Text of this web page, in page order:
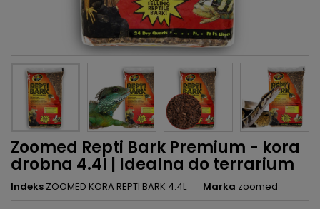
Zoomed Repti Bark Premium - kora
drobna 4.4l | Idealna do terrarium
Indeks ZOOMED KORA REPTI BARK 4.4L Marka zoomed